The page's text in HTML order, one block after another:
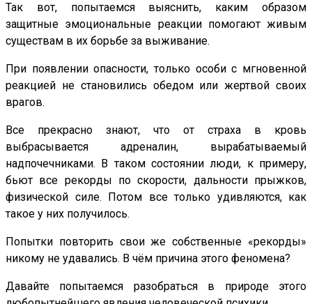
Так вот, попытаемся выяснить, каким образом
защитные эмоциональные реакции помогают живым
существам в их борьбе за выживание.
При появлении опасности, только особи с мгновенной
реакцией не становились обедом или жертвой своих
врагов.
Все прекрасно знают, что от страха в кровь
выбрасывается адреналин, вырабатываемый
надпочечниками. В таком состоянии люди, к примеру,
бьют все рекорды по скорости, дальности прыжков,
физической силе. Потом все только удивляются, как
такое у них получилось.
Попытки повторить свои же собственные «рекорды»
никому не удавались. В чём причина этого феномена?
Давайте попытаемся разобраться в природе этого